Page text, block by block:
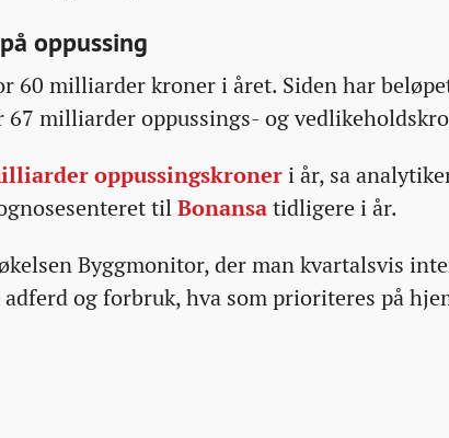
oppussing
60 milliarder kroner i året. Siden har
67 milliarder oppussings- og
oppussingskroner i år, sa
tilBonansatidligere i år.
Byggmonitor, der man kvartalsvis
og forbruk, hva som prioriteres på